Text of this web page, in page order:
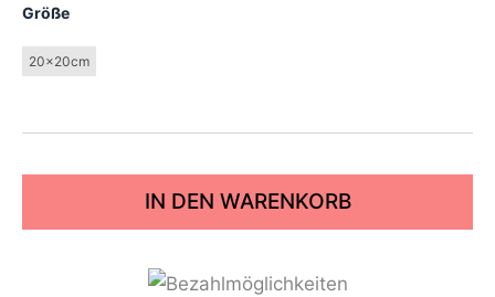
Größe
20x20cm
IN DEN WARENKORB